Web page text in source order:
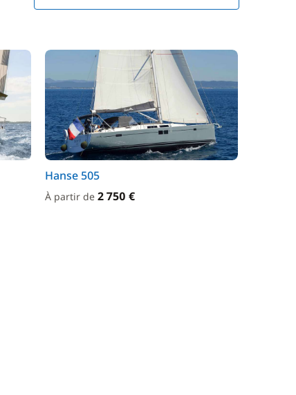
Hanse 505
À partir de 2 750 €